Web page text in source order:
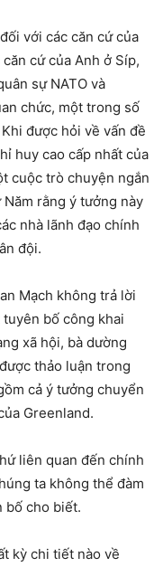
với các căn cứ của
cứ của Anh ở Síp,
sự NATO và
chức, một trong số
được hỏi về vấn đề
huy cao cấp nhất của
cuộc trò chuyện ngắn
rằng ý tưởng này
nhà lãnh đạo chính
đội.
Mạch không trả lời
bố công khai
xã hội, bà dường
thảo luận trong
cả ý tưởng chuyển
Greenland.
liên quan đến chính
ta không thể đàm
bố cho biết.
kỳ chi tiết nào về